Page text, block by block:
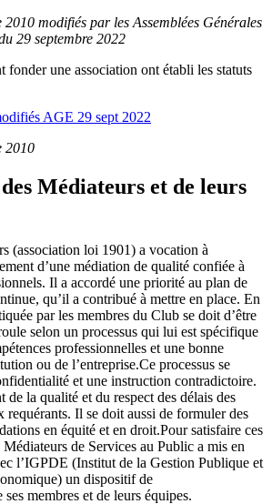
2010 modifiés par les Assemblées Générales
29 septembre 2022
fonder une association ont établi les statuts
AGE 29 sept 2022
2010
Médiateurs et de leurs
(association loi 1901) a vocation à
d’une médiation de qualité confiée à
Il a accordé une priorité au plan de
qu’il a contribué à mettre en place. En
par les membres du Club se doit d’être
selon un processus qui lui est spécifique
professionnelles et une bonne
ou de l’entreprise.Ce processus se
et une instruction contradictoire.
de la qualité et du respect des délais des
requérants. Il se doit aussi de formuler des
en équité et en droit.Pour satisfaire ces
de Services au Public a mis en
l’IGPDE (Institut de la Gestion Publique et
un dispositif de
membres et de leurs équipes.